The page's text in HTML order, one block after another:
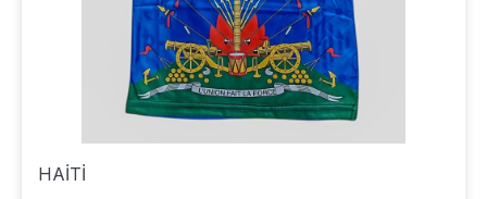
HAİTİ